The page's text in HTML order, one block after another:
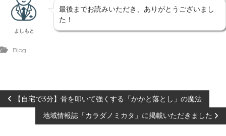
よしもと
最後までお読みいただき、ありがとうございまし
た！
Blog
投
【自宅で3分】骨を叩いて強くする「かかと落とし」の魔法
地域情報誌「カラダノミカタ」に掲載いただきました